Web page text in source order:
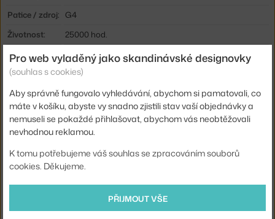
Patice / zdroj:
G4
Životnost:
25000 hod.
Stmívatelné:
ano
Distribuce
přímé osvětlení
Zdroj
součástí:
ano, vestavěný
Barevná
teplota:
2700 K
Výdrž baterie: 11 h
Max Watt
1 W
Pro web vyladěný jako skandinávské designovky
(souhlas s cookies)
Aby správně fungovalo vyhledávání, abychom si pamatovali, co
máte v košíku, abyste vy snadno zjistili stav vaší objednávky a
nemuseli se pokaždé přihlašovat, abychom vás neobtěžovali
nevhodnou reklamou.
K tomu potřebujeme váš souhlas se zpracováním souborů
cookies. Děkujeme.
PŘIJMOUT VŠE